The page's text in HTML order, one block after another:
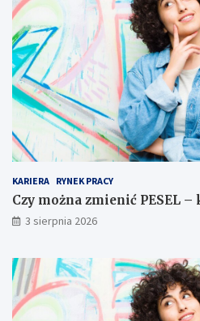
KARIERA RYNEK PRACY
Czy można zmienić PESEL
3 sierpnia 2026